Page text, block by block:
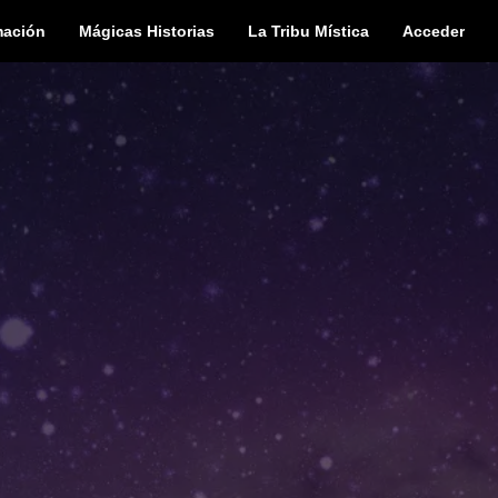
Mágicas Historias La Tribu Mística Acceder